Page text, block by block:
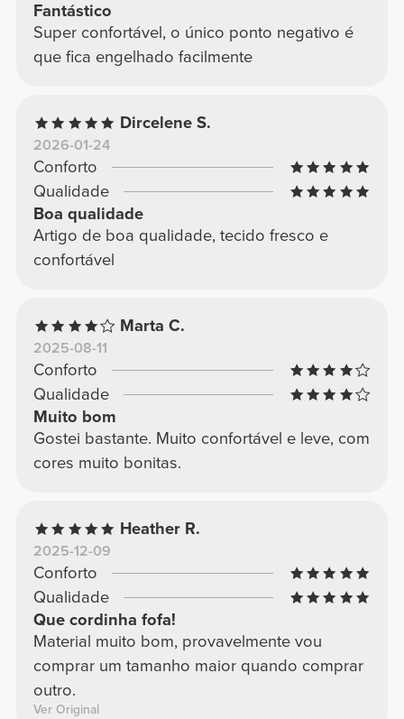
Fantástico
Super confortável, o único ponto negativo é
que fica engelhado facilmente
Dircelene S.
2026-01-24
Conforto
Qualidade
Boa qualidade
Artigo de boa qualidade, tecido fresco e
confortável
Marta C.
2025-08-11
Conforto
Qualidade
Muito bom
Gostei bastante. Muito confortável e leve, com
cores muito bonitas.
Heather R.
2025-12-09
Conforto
Qualidade
Que cordinha fofa!
Material muito bom, provavelmente vou
comprar um tamanho maior quando comprar
outro.
Ver Original